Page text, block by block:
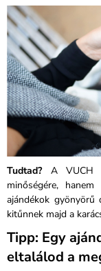
Tudtad?A VUCH
minőségére,
ajándékok gyönyörű
kitűnnek majd a
Tipp: Egy
eltalálod a